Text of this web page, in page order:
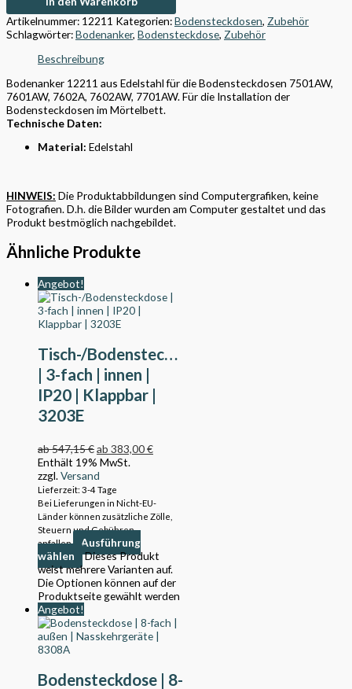
Artikelnummer: 12211 Kategorien:Bodensteckdosen, Zubehör
Schlagwörter:Bodenanker, Bodensteckdose, Zubehör
Beschreibung
Bodenanker 12211 aus Edelstahl für die Bodensteckdosen 7501AW,
7601AW, 7602A, 7602AW, 7701AW. Für die Installation der
Bodensteckdosen im Mörtelbett.
Technische Daten:
Material: Edelstahl
HINWEIS: Die Produktabbildungen sind Computergrafiken, keine
Fotografien. D.h. die Bilder wurden am Computer gestaltet und das
Produkt bestmöglich nachgebildet.
Ähnliche Produkte
Angebot!
Tisch-/Bodensteckdose
| 3-fach | innen |
IP20 | Klappbar |
3203E
ab547,15€ab 383,00€
Enthält 19% MwSt.
zzgl.Versand
Lieferzeit: 3-4 Tage
Bei Lieferungen in Nicht-EU-
Länder können zusätzliche Zölle,
Steuern und Gebühren
anfallen.
Ausführung
wählen
Dieses Produkt
weist mehrere Varianten auf.
Die Optionen können auf der
Produktseite gewählt werden
Angebot!
Bodensteckdose | 8-